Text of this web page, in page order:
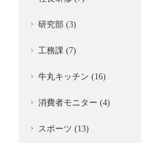
研究部 (3)
工務課 (7)
牛丸キッチン (16)
消費者モニター (4)
スポーツ (13)